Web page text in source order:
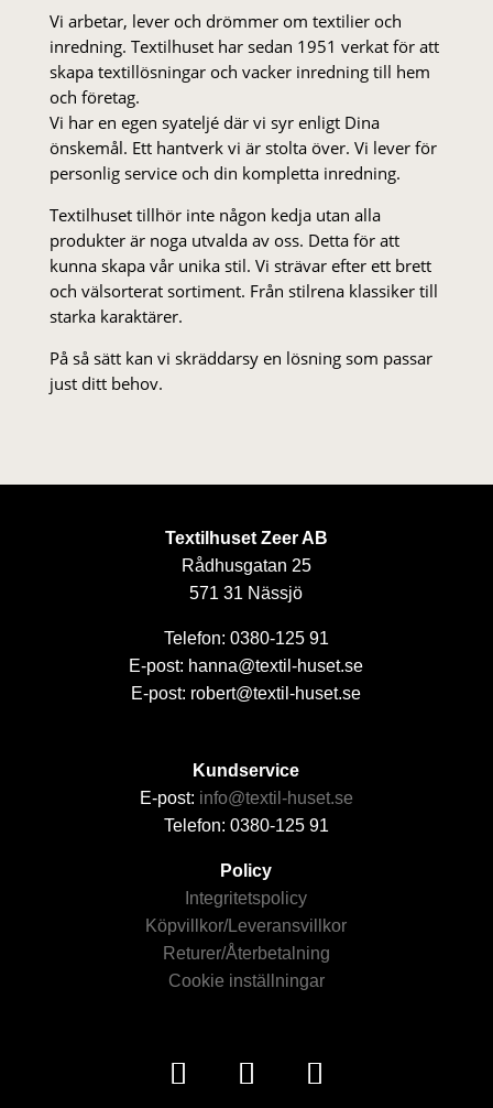
Vi arbetar, lever och drömmer om textilier och
inredning. Textilhuset har sedan 1951 verkat för att
skapa textillösningar och vacker inredning till hem
och företag.
Vi har en egen syateljé där vi syr enligt Dina
önskemål. Ett hantverk vi är stolta över. Vi lever för
personlig service och din kompletta inredning.
Textilhuset tillhör inte någon kedja utan alla
produkter är noga utvalda av oss. Detta för att
kunna skapa vår unika stil. Vi strä­var efter ett brett
och välsorterat sor­ti­ment. Från stil­rena klas­siker till
starka karaktärer.
På så sätt kan vi skräddarsy en lösning som passar
just ditt behov.
Textilhuset Zeer AB
Rådhusgatan 25
571 31 Nässjö
Telefon: 0380-125 91
E-post: hanna@textil-huset.se
E-post: robert@textil-huset.se
Kundservice
E-post: info@textil-huset.se
Telefon: 0380-125 91
Policy
Integritetspolicy
Köpvillkor/Leveransvillkor
Returer/Återbetalning
Cookie inställningar